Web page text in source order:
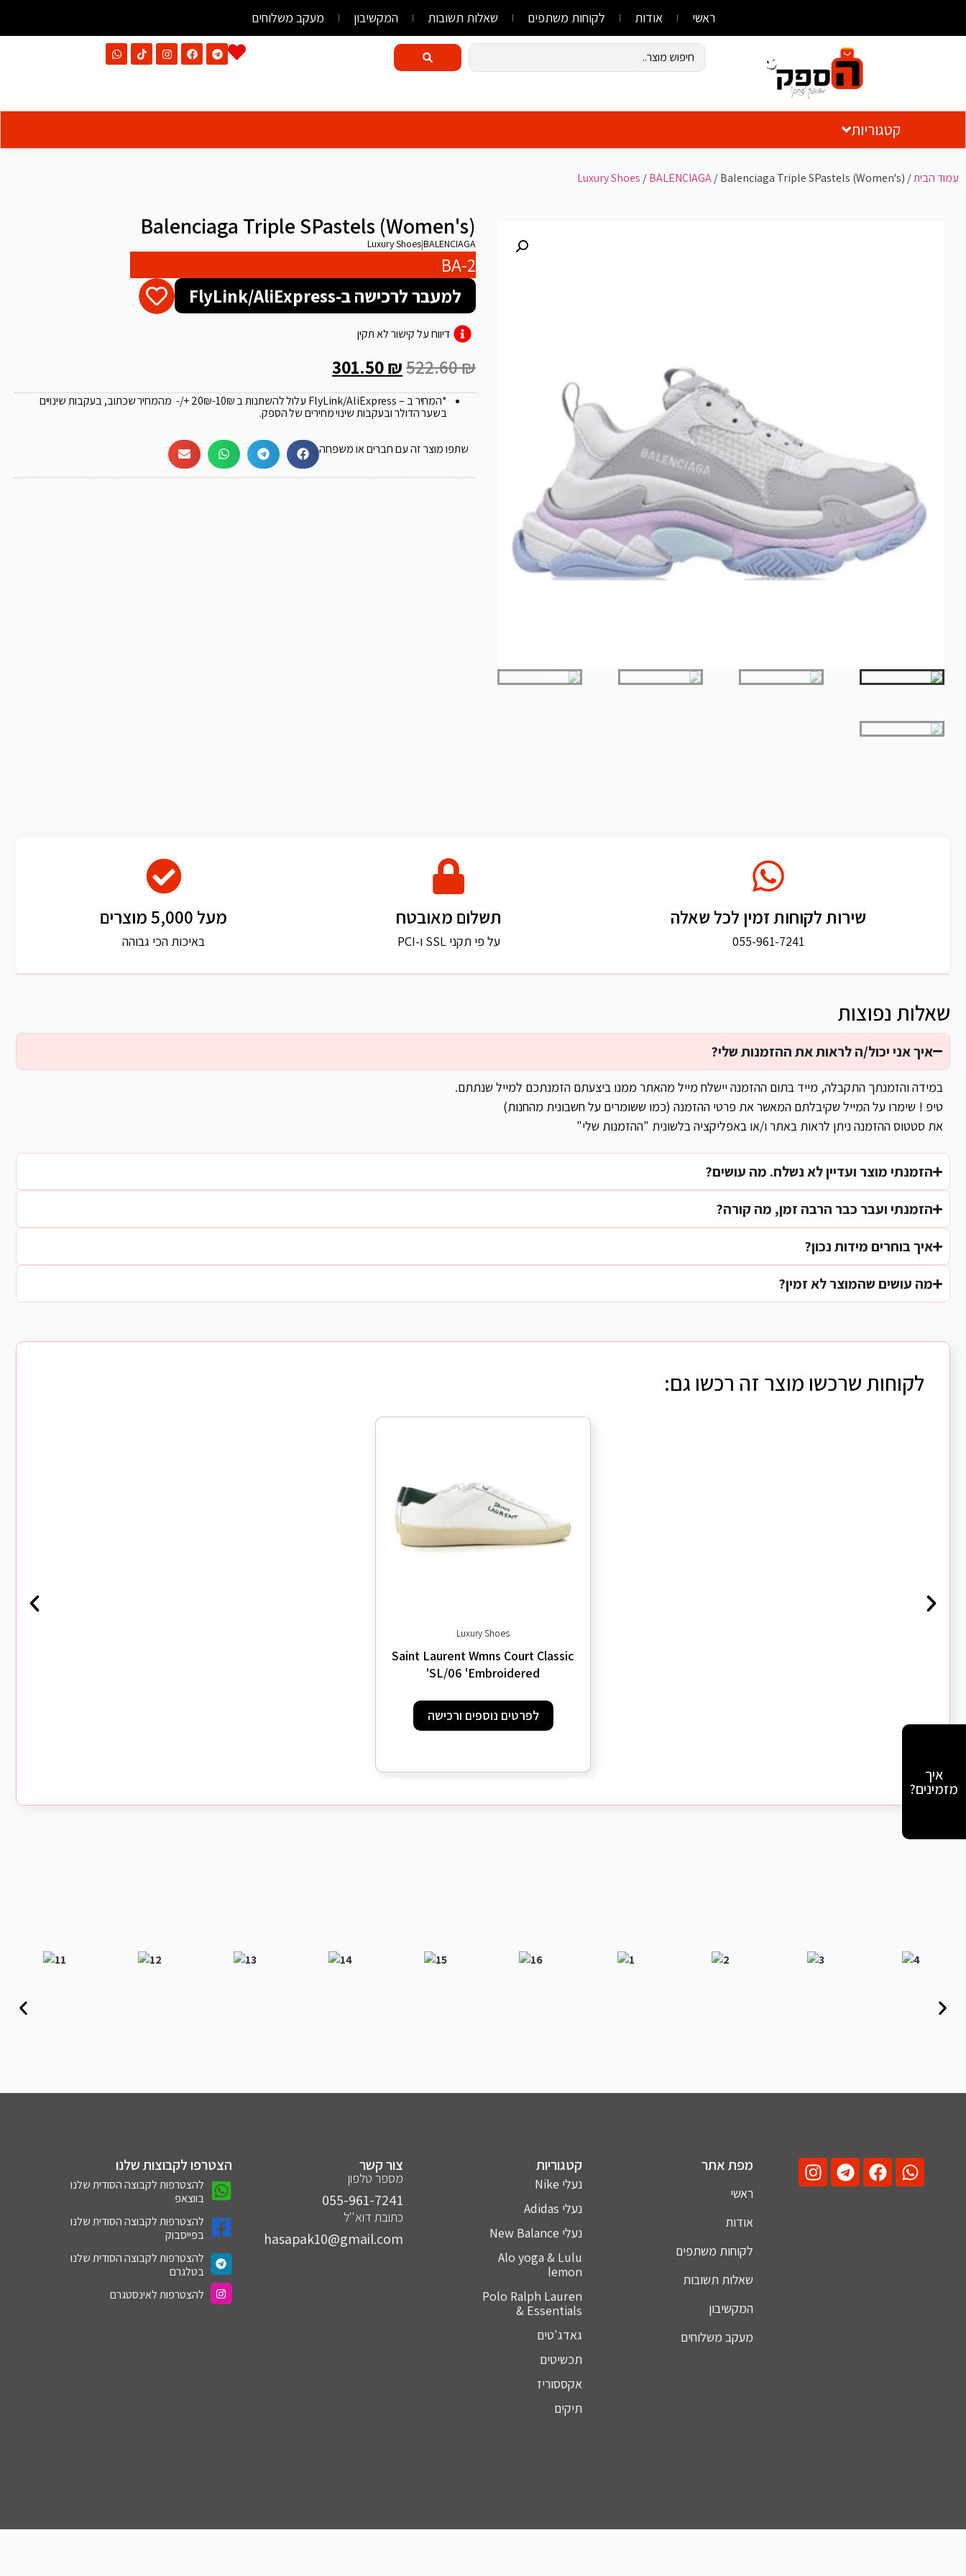
ראשי אודות לקוחות משתפים שאלות תשובות המקשיבון מעקב משלוחים
קטגוריות
עמוד הבית/
Luxury Shoes /BALENCIAGA/ Balenciaga Triple SPastels (Women's)
Balenciaga Triple SPastels (Women's)
BALENCIAGA
|
Luxury Shoes
BA-2
למעבר לרכישה ב-FlyLink/AliExpress
דיווח על קישור לא תקין
522.60₪
301.50₪
*המחיר ב – FlyLink/AliExpress עלול להשתנות ב 20 ₪
-10₪ +/- מהמחיר שכתוב, בעקבות שינויים
בשער הדולר ובעקבות שינוי מחירים של הספק.
שתפו מוצר זה עם חברים או משפחה
איך אני יכול/ה לראות את ההזמנות שלי?
במידה והזמנתך התקבלה, מייד בתום ההזמנה יישלח מייל מהאתר ממנו ביצעתם הזמנתכם למייל שנתתם.
טיפ ! שימרו על המייל שקיבלתם המאשר את פרטי ההזמנה (כמו ששומרים על חשבונית מהחנות)
את סטטוס ההזמנה ניתן לראות באתר ו/או באפליקציה בלשונית "ההזמנות שלי"
הזמנתי מוצר ועדיין לא נשלח. מה עושים?
הזמנתי ועבר כבר הרבה זמן, מה קורה?
איך בוחרים מידות נכון?
מה עושים שהמוצר לא זמין?
שאלות נפוצות
מעל 5,000 מוצרים
באיכות הכי גבוהה
תשלום מאובטח
על פי תקני SSL ו-PCI
שירות לקוחות זמין לכל שאלה
055-961-7241
לקוחות שרכשו מוצר זה רכשו גם:
Luxury Shoes
Saint Laurent Wmns Court Classic
SL/06 'Embroidered'
לפרטים נוספים ורכישה
איך
מזמינים?
מפת אתר
ראשי
אודות
לקוחות משתפים
שאלות תשובות
המקשיבון
מעקב משלוחים
קטגוריות
נעלי Nike
נעלי Adidas
נעלי New Balance
Alo yoga & Lulu
lemon
Polo Ralph Lauren
& Essentials
גאדג'טים
תכשיטים
אקססוריז
תיקים
צור קשר
מספר טלפון
055-961-7241⁩
כתובת דוא''ל
hasapak10@gmail.com
הצטרפו לקבוצות שלנו
להצטרפות לקבוצה הסודית שלנו
בווצאפ
להצטרפות לקבוצה הסודית שלנו
בפייסבוק
להצטרפות לקבוצה הסודית שלנו
בטלגרם
להצטרפות לאינסטגרם